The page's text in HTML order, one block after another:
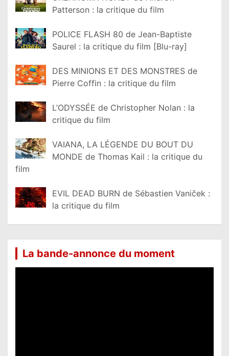
Patterson : la critique du film
POLICE FLASH 80 de Jean-Baptiste
Saurel : la critique du film [Blu-ray]
DES MINIONS ET DES MONSTRES de
Pierre Coffin : la critique du film
L’ODYSSÉE de Christopher Nolan : la
critique du film
VAIANA, LA LÉGENDE DU BOUT DU
MONDE de Thomas Kail : la critique du
film
EVIL DEAD BURN de Sébastien Vaniček :
la critique du film
La bande-annonce du moment